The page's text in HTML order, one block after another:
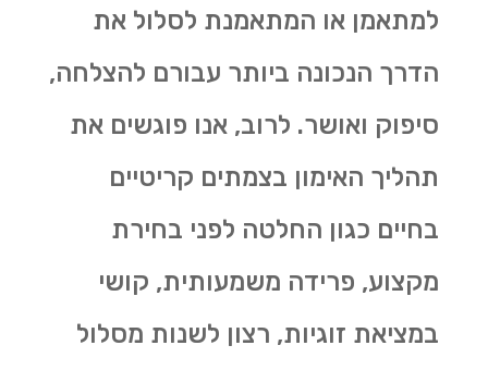
למתאמן או המתאמנת לסלול את
הדרך הנכונה ביותר עבורם להצלחה,
סיפוק ואושר. לרוב, אנו פוגשים את
תהליך האימון בצמתים קריטיים
בחיים כגון החלטה לפני בחירת
מקצוע, פרידה משמעותית, קושי
במציאת זוגיות, רצון לשנות מסלול